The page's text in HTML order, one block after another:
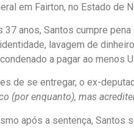
em Fairton, no Estado de
37 anos, Santos cumpre
lavagem de
a pagar ao menos
de se entregar, o ex-
(por enquanto), mas
após a sentença, Santos